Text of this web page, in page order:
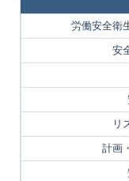
労働安全衛
安
リ
計画